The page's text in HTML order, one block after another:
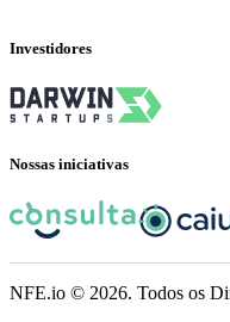
Investidores
Nossas iniciativas
NFE.io © 2026. Todos os